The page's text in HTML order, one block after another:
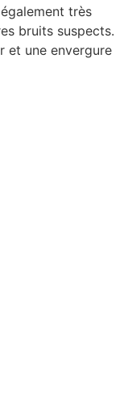
très
bruits suspects.
et une envergure